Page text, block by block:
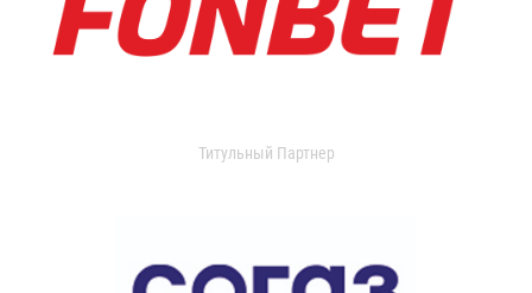
Титульный Партнер